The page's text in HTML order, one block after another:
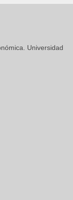
Universidad